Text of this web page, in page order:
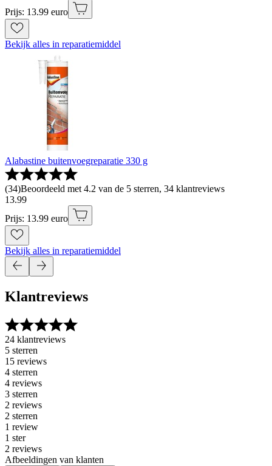
Prijs: 13.99 euro
Bekijk alles in reparatiemiddel
Alabastine buitenvoegreparatie 330 g
(34)Beoordeeld met 4.2 van de 5 sterren, 34 klantreviews
13.99
Prijs: 13.99 euro
Bekijk alles in reparatiemiddel
Klantreviews
24 klantreviews
5 sterren
15 reviews
4 sterren
4 reviews
3 sterren
2 reviews
2 sterren
1 review
1 ster
2 reviews
Afbeeldingen van klanten